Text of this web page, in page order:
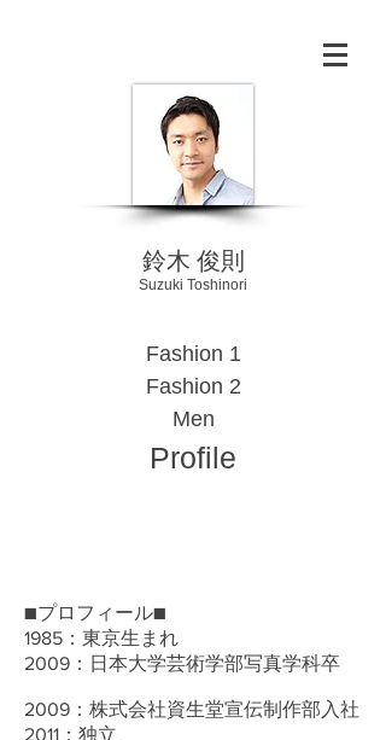
鈴木 俊則
Suzuki Toshinori
Fashion 1
Fashion 2
Men
Profile
■プロフィール■
1985：東京生まれ
2009：日本大学芸術学部写真学科卒
2009：株式会社資生堂宣伝制作部入社
2011：独立